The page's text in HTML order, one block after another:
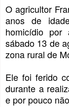
O agricultor
anos de
homicídio por
sábado 13 de
zona rural de
Ele foi ferido
durante a
e por pouco